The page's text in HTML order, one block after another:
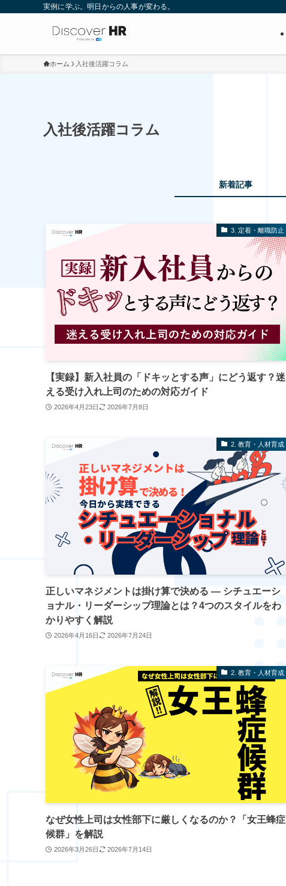
実例に学ぶ。明日からの人事が変わる。
ホーム 入社後活躍コラム
入社後活躍コラム
新着記事
3. 定着・離職防止
【実録】新入社員の「ドキッとする声」にどう返す？迷
える受け入れ上司のための対応ガイド
2026年4月23日 2026年7月8日
2. 教育・人材育成
正しいマネジメントは掛け算で決める ― シチュエーシ
ョナル・リーダーシップ理論とは？4つのスタイルをわ
かりやすく解説
2026年4月16日 2026年7月24日
2. 教育・人材育成
なぜ女性上司は女性部下に厳しくなるのか？「女王蜂症
候群」を解説
2026年3月26日 2026年7月14日